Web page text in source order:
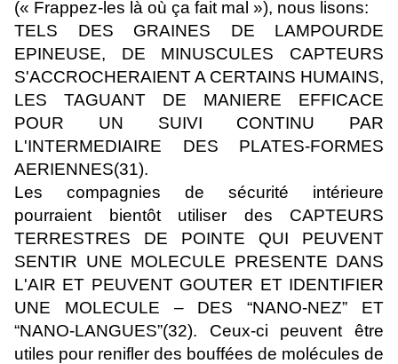
(« Frappez-les là où ça fait mal »), nous lisons:
TELS DES GRAINES DE LAMPOURDE
EPINEUSE, DE MINUSCULES CAPTEURS
S'ACCROCHERAIENT A CERTAINS HUMAINS,
LES TAGUANT DE MANIERE EFFICACE
POUR UN SUIVI CONTINU PAR
L'INTERMEDIAIRE DES PLATES-FORMES
AERIENNES(31).
Les compagnies de sécurité intérieure
pourraient bientôt utiliser des CAPTEURS
TERRESTRES DE POINTE QUI PEUVENT
SENTIR UNE MOLECULE PRESENTE DANS
L'AIR ET PEUVENT GOUTER ET IDENTIFIER
UNE MOLECULE – DES “NANO-NEZ” ET
“NANO-LANGUES”(32). Ceux-ci peuvent être
utiles pour renifler des bouffées de molécules de